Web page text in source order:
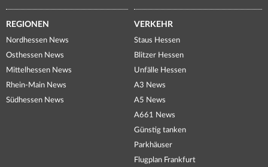
REGIONEN
Nordhessen News
Osthessen News
Mittelhessen News
Rhein-Main News
Südhessen News
VERKEHR
Staus Hessen
Blitzer Hessen
Unfälle Hessen
A3 News
A5 News
A661 News
Günstig tanken
Parkhäuser
Flugplan Frankfurt